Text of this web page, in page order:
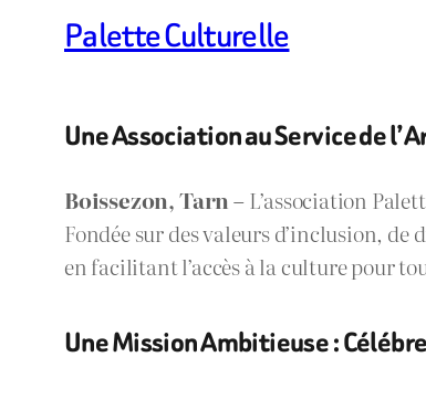
Palette Culturelle
Une Association au Service de
Boissezon, Tarn –L’association
Fondée sur des valeurs d’inclusion,
en facilitant l’accès à la culture pour
Une Mission Ambitieuse :